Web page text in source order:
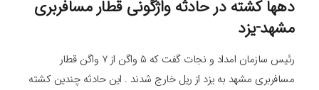
دهها کشته در حادثه واژگونی قطار مسافربری
مشهد-یزد
رئیس سازمان امداد و نجات گفت که ۵ واگن از ۷ واگن قطار
مسافربری مشهد به یزد از ریل خارج شدند . این حادثه چندین کشته